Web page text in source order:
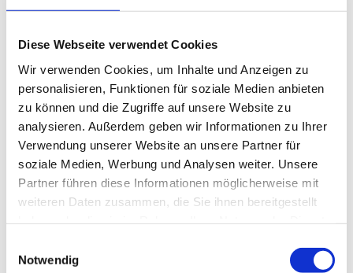
Diese Webseite verwendet Cookies
Wir verwenden Cookies, um Inhalte und Anzeigen zu
personalisieren, Funktionen für soziale Medien anbieten
zu können und die Zugriffe auf unsere Website zu
analysieren. Außerdem geben wir Informationen zu Ihrer
Verwendung unserer Website an unsere Partner für
soziale Medien, Werbung und Analysen weiter. Unsere
Partner führen diese Informationen möglicherweise mit
weiteren Daten zusammen, die Sie ihnen bereitgestellt
Notwendig
Bauer B+V Personalberatung Frau Lena Schwarz
Grafenberger AlleeJetzt bewerben!Düsseldorf
T.: 0211 -Jetzt bewerben! E.:Jetzt bewerben!
Jetzt schnell bewerben
Neu!